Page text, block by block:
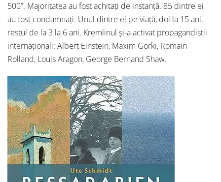
500”. Majoritatea au fost achitați de instanță. 85 dintre ei
au fost condamnați. Unul dintre ei pe viață, doi la 15 ani,
restul de la 3 la 6 ani. Kremlinul și-a activat propagandiștii
internaționali: Albert Einstein, Maxim Gorki, Romain
Rolland, Louis Aragon, George Bernand Shaw.